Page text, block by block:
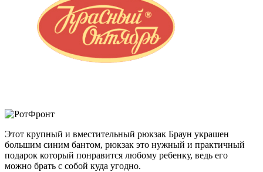
Этот крупный и вместительный рюкзак Браун украшен
большим синим бантом, рюкзак это нужный и практичный
подарок который понравится любому ребенку, ведь его
можно брать с собой куда угодно.